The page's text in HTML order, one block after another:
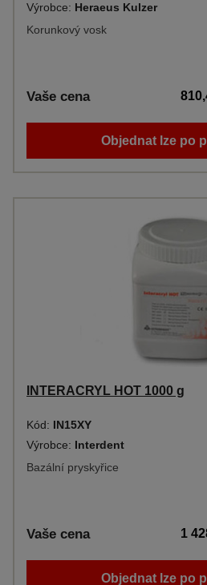
Výrobce: Heraeus Kulzer
Korunkový vosk
Vaše cena
Objednat lze po
INTERACRYL HOT 1000 g
Kód: IN15XY
Výrobce: Interdent
Bazální pryskyřice
Vaše cena 1
Objednat lze po